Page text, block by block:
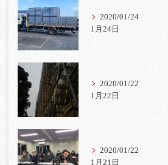
2020/01/24
1月24日
2020/01/22
1月22日
2020/01/22
1月21日